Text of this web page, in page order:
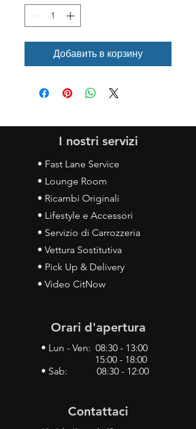
Добавить в корзину
I nostri servizi
• Fast Lane Service
• Lounge Room
• Ricambi Originali
• Lifestyle e Accessori
• Servizio di Carrozzeria
• Vettura Sostitutiva
• Pick Up & Delivery
• Video CitNow
Orari d'apertura
• Lun - Ven: 08:30 - 13:00
15:00 - 18:00
• Sab: 08:30 - 12:00
Contattaci